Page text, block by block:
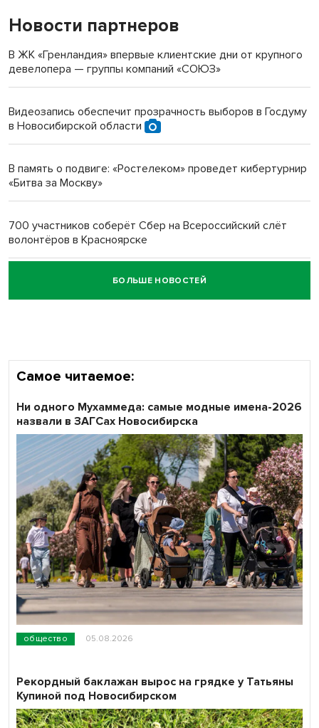
«Мы живём на пастбище!»: в новосибирском селе лошади
терроризируют жителей
Новосибирский преподаватель с женой вошли в топ-16
Новости партнеров
В ЖК «Гренландия» впервые клиентские дни от крупного
девелопера — группы компаний «СОЮЗ»
Видеозапись обеспечит прозрачность выборов в Госдуму
в Новосибирской области
В память о подвиге: «Ростелеком» проведет кибертурнир
«Битва за Москву»
700 участников соберёт Сбер на Всероссийский слёт
волонтёров в Красноярске
Честный выбор: видеонаблюдение обеспечит
объективность результатов ЕДГ в Новосибирской
БОЛЬШЕ НОВОСТЕЙ
Самое читаемое:
общество 05.08.2026
Ни одного Мухаммеда: самые модные имена-2026
назвали в ЗАГСах Новосибирска
Рекордный баклажан вырос на грядке у Татьяны
Купиной под Новосибирском